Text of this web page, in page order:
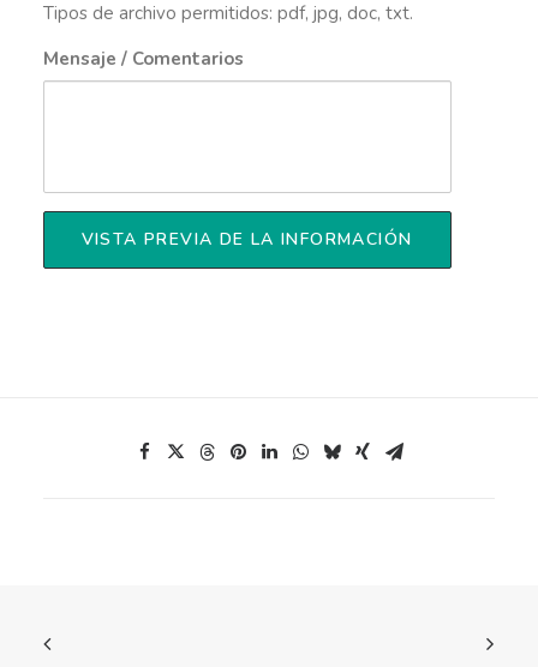
Tipos de archivo permitidos: pdf, jpg, doc, txt.
Mensaje / Comentarios